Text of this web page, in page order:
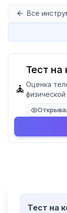
Все
🧘
Тест на
Оценка
Тест на